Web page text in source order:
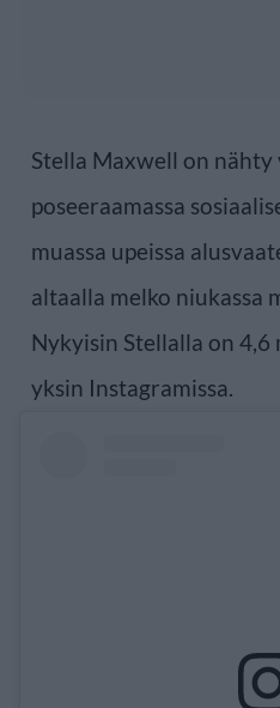
Stella Maxwell on nähty
poseeraamassa
muassa upeissa
altaalla melko niukassa
Nykyisin Stellalla on
yksin Instagramissa.